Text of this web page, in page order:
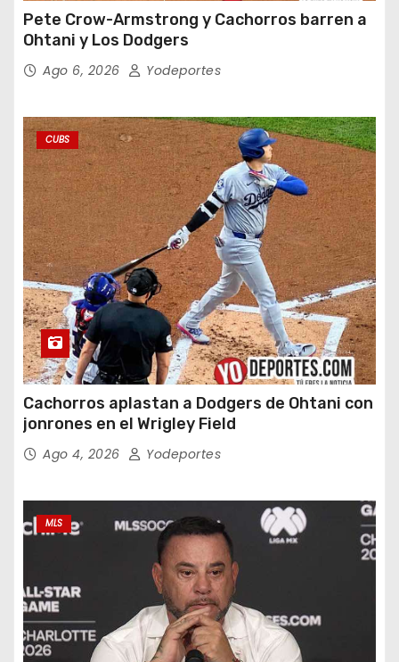
Pete Crow-Armstrong y Cachorros barren a
Ohtani y Los Dodgers
Ago 6, 2026 Yodeportes
CUBS
Cachorros aplastan a Dodgers de Ohtani con
jonrones en el Wrigley Field
Ago 4, 2026 Yodeportes
MLS